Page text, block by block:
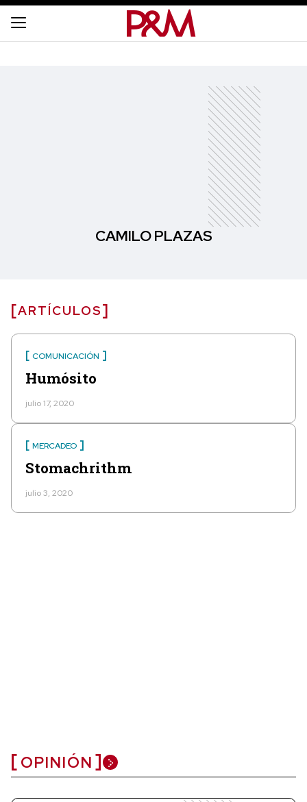
CAMILO PLAZAS
ARTÍCULOS
COMUNICACIÓN
Humósito
julio 17, 2020
MERCADEO
Stomachrithm
julio 3, 2020
OPINIÓN